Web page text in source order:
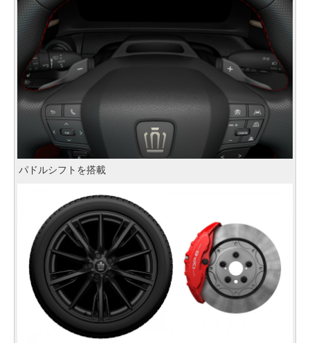
パドルシフトを搭載